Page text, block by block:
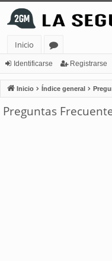
Inicio
or
os
Identificarse Registrarse
Inicio Índice general
Preguntas